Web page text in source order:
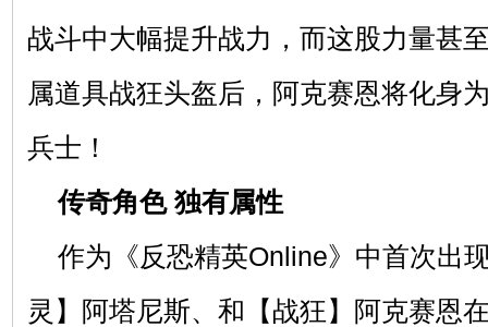
战斗中大幅提升战力，而这股力量甚
属道具战狂头盔后，阿克赛恩将化身
兵士！
传奇角色 独有属性
作为《反恐精英Online》中首次出
灵】阿塔尼斯、和【战狂】阿克赛恩